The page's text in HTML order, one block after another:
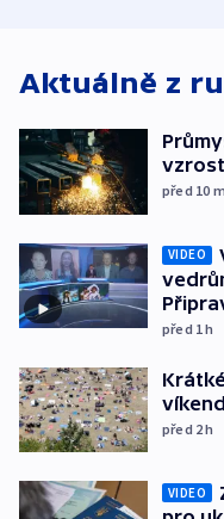
Aktuálně z
před 10 m
VIDEO
před 1h
před 2h
VIDEO